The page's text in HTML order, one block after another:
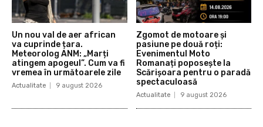
Un nou val de aer african
va cuprinde țara.
Meteorolog ANM: „Marți
atingem apogeul”. Cum va fi
vremea în următoarele zile
Actualitate 9 august 2026
Zgomot de motoare și
pasiune pe două roți:
Evenimentul Moto
Romanați poposește la
Scărișoara pentru o paradă
spectaculoasă
Actualitate 9 august 2026